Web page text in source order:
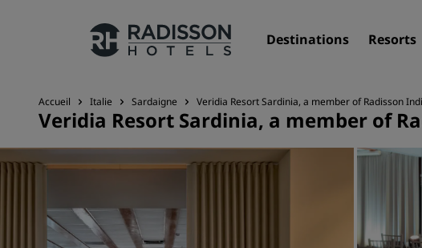
Destinations Resorts
Nos enseignes
Marques Radisson Hotels
Accueil Italie Sardaigne Veridia Resort Sardinia, a member of Radisson
Veridia Resort Sardinia, a member of